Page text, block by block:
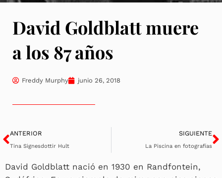
David Goldblatt muere
a los 87 años
Freddy Murphy junio 26, 2018
Ant
ANTERIOR
Tina Signesdottir Hult
SIGUIENTE
La Piscina en fotografías
David Goldblatt nació en 1930 en Randfontein,